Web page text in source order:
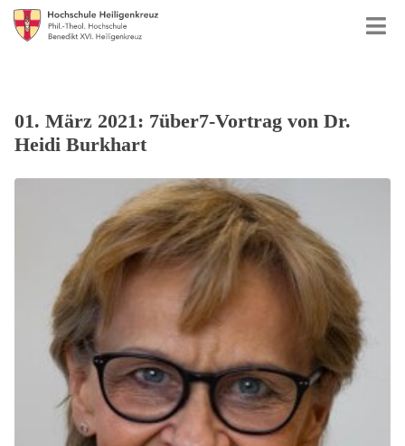
01. März 2021: 7über7-Vortrag von Dr.
Heidi Burkhart